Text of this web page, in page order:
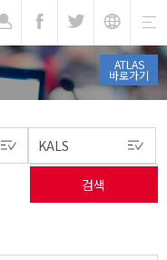
ATLAS
바로가기